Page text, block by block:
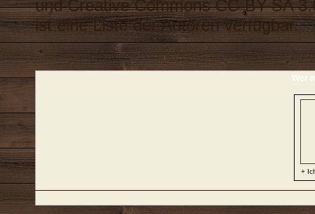
undCreative Commons CC-BY-SA
ist eineListe der Autorenverfügbar.
Wer
+